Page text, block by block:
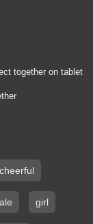
together on tablet
cheerful
girl